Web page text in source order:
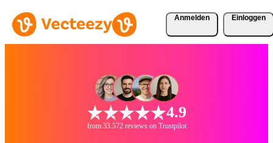
Anmelden Einloggen
4.9
from 33.572 reviews on Trustpilot